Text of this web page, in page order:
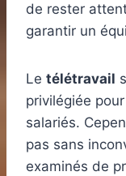
de rester
garantir un
Le télétravail
privilégiée
salariés.
pas sans
examinés de